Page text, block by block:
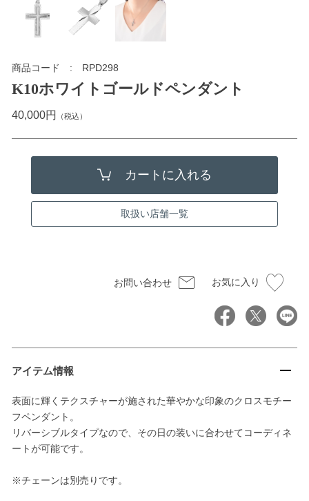
商品コード RPD298
K10ホワイトゴールドペンダント
40,000円 （税込）
取扱い店舗一覧
お問い合わせ お気に入り
アイテム情報
表面に輝くテクスチャーが施された華やかな印象のクロスモチー
フペンダント。
リバーシブルタイプなので、その日の装いに合わせてコーディネ
ートが可能です。
※チェーンは別売りです。